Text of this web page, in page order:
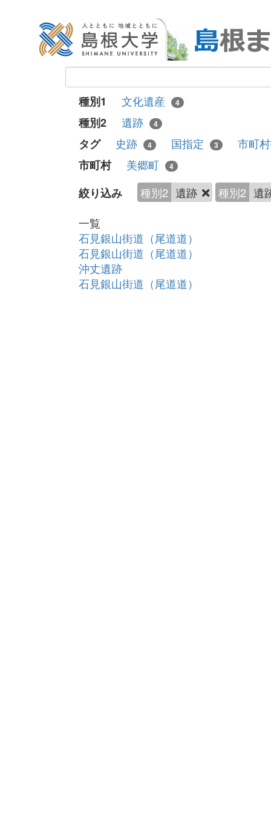
種別1 文化遺産 4
種別2 遺跡 4
タグ 史跡 4 国指定 3
市町
市町村
美郷町 4
絞り込み 種別2 遺跡 種別2 遺
一覧
石見銀山街道（尾道道）
石見銀山街道（尾道道）
沖丈遺跡
石見銀山街道（尾道道）